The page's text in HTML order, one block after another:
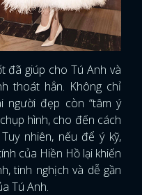
đã giúp cho Tú Anh và
thoát hẳn. Không chỉ
người đẹp còn “tâm ý
hình, cho đến cách
nhiên, nếu để ý kỹ,
của Hiền Hồ lại khiến
tinh nghịch và dễ gần
Tú Anh.